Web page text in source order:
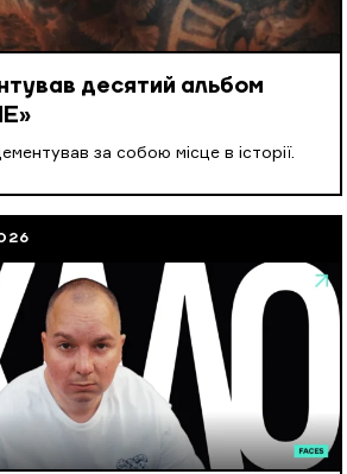
десятий альбом
за собою місце в історії.